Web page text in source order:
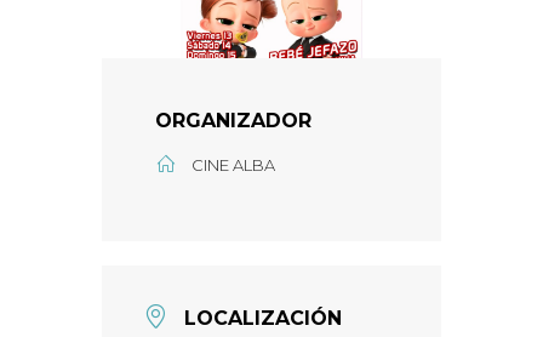
ORGANIZADOR
CINE ALBA
LOCALIZACIÓN